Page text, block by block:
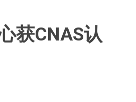
获CNAS认